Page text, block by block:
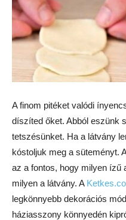
A finom pitéket valódi
díszíted őket. Abból eszünk
tetszésünket. Ha a látvány
kóstoljuk meg a süteményt.
az a fontos, hogy milyen ízű
milyen a látvány. A
legkönnyebb dekorációs
háziasszony könnyedén